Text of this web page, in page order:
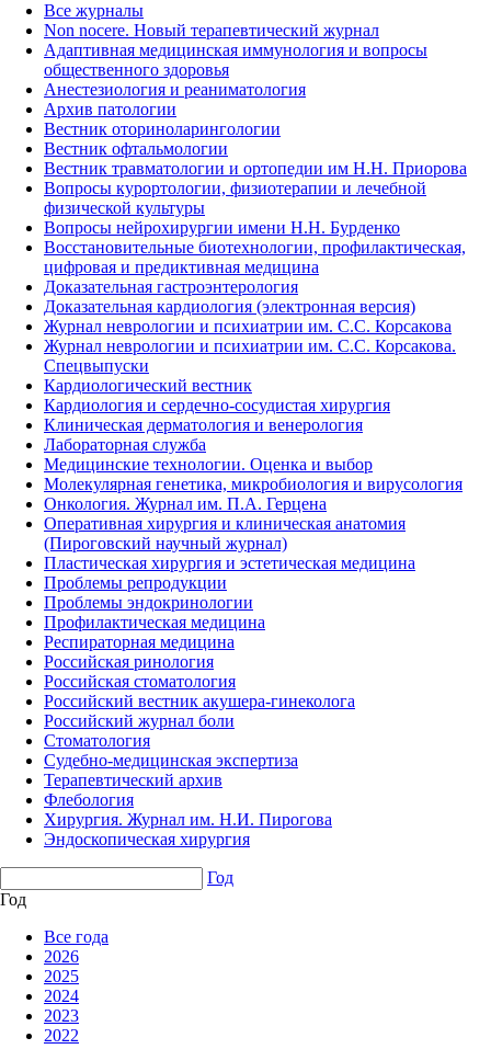
Все журналы
Non nocere. Новый терапевтический журнал
Адаптивная медицинская иммунология и вопросы
общественного здоровья
Анестезиология и реаниматология
Архив патологии
Вестник оториноларингологии
Вестник офтальмологии
Вестник травматологии и ортопедии им Н.Н. Приорова
Вопросы курортологии, физиотерапии и лечебной
физической культуры
Вопросы нейрохирургии имени Н.Н. Бурденко
Восстановительные биотехнологии, профилактическая,
цифровая и предиктивная медицина
Доказательная гастроэнтерология
Доказательная кардиология (электронная версия)
Журнал неврологии и психиатрии им. С.С. Корсакова
Журнал неврологии и психиатрии им. С.С. Корсакова.
Спецвыпуски
Кардиологический вестник
Кардиология и сердечно-сосудистая хирургия
Клиническая дерматология и венерология
Лабораторная служба
Медицинские технологии. Оценка и выбор
Молекулярная генетика, микробиология и вирусология
Онкология. Журнал им. П.А. Герцена
Оперативная хирургия и клиническая анатомия
(Пироговский научный журнал)
Пластическая хирургия и эстетическая медицина
Проблемы репродукции
Проблемы эндокринологии
Профилактическая медицина
Респираторная медицина
Российская ринология
Российская стоматология
Российский вестник акушера-гинеколога
Российский журнал боли
Стоматология
Судебно-медицинская экспертиза
Терапевтический архив
Флебология
Хирургия. Журнал им. Н.И. Пирогова
Эндоскопическая хирургия
Год
Год
Все года
2026
2025
2024
2023
2022